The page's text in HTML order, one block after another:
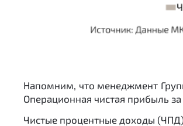
Напомним, что менеджмент
Операционная чистая прибыль
Чистые процентные доходы (ЧПД)